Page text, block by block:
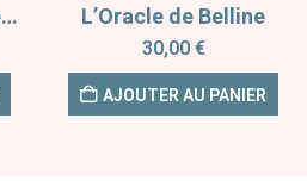
L’Oracle des âmes de Céline Franoux L’Oracle de Belline
30,00 €
AJOUTER AU PANIER